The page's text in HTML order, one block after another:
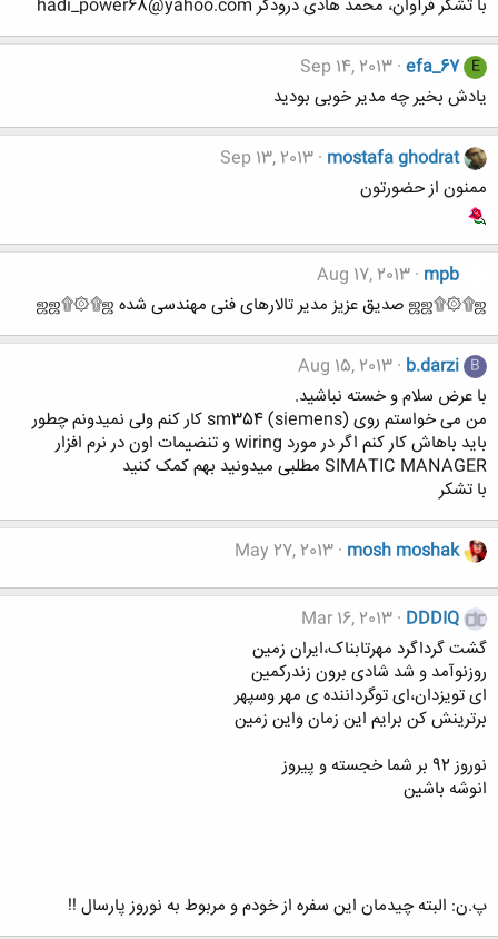
با تشکر فرآوان، محمد هادی درودگر hadi_power68@yahoo.com
E
efa_67
Sep 14, 2013
یادش بخیر چه مدیر خوبی بودید
mostafa ghodrat
Sep 13, 2013
ممنون از حضورتون
mpb
Aug 17, 2013
ஜஜ۩۞۩ஜ صدیق عزیز مدیر تالارهای فنی مهندسی شده ஜஜ۩۞۩ஜ
B
b.darzi
Aug 15, 2013
با عرض سلام و خسته نباشید.
من می خواستم روی (sm354 (siemens کار کنم ولی نمیدونم چطور
باید باهاش کار کنم اگر در مورد wiring و تنضیمات اون در نرم افزار
SIMATIC MANAGER مطلبی میدونید بهم کمک کنید
با تشکر
mosh moshak
May 27, 2013
DDDIQ
Mar 16, 2013
گشت گرداگرد مهرتابناک،ایران زمین
روزنوآمد و شد شادی برون زندرکمین
ای تویزدان،ای توگرداننده ی مهر وسپهر
برترینش کن برایم این زمان واین زمین
نوروز 92 بر شما خجسته و پیروز
انوشه باشین
پ.ن: البته چیدمان این سفره از خودم و مربوط به نوروز پارسال !!